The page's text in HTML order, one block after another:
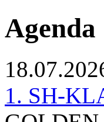
Agenda
1. SH-